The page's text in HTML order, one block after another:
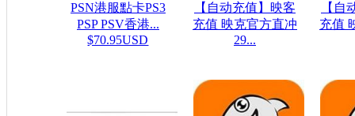
PSN港服點卡PS3
PSP PSV香港...
$70.95USD
【自动充值】映客
充值 映克官方直冲
29...
【自
充值